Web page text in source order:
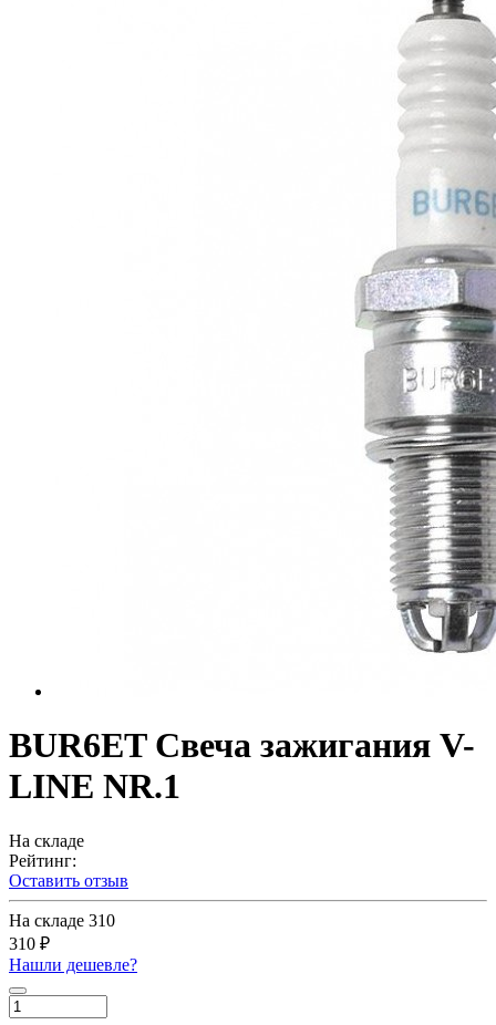
BUR6ET Свеча зажигания V-
LINE NR.1
На складе
Рейтинг:
Оставить отзыв
На складе 310
310 ₽
Нашли дешевле?